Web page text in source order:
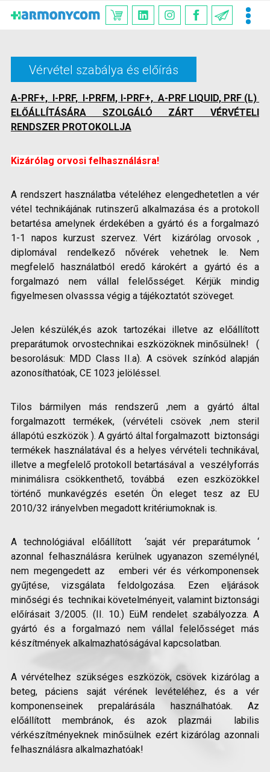
Vérvétel szabálya és előírás
A-PRF+, I-PRF, I-PRFM, I-PRF+, A-PRF LIQUID, PRF (L)
ELŐÁLLÍTÁSÁRA SZOLGÁLÓ ZÁRT VÉRVÉTELI
RENDSZER PROTOKOLLJA
Kizárólag orvosi felhasználásra!
A rendszert használatba vételéhez elengedhetetlen a vér
vétel technikájának rutinszerű alkalmazása és a protokoll
betartésa amelynek érdekében a gyártó és a forgalmazó
1-1 napos kurzust szervez. Vért kizárólag orvosok ,
diplomával rendelkező nővérek vehetnek le. Nem
megfelelő használatból eredő károkért a gyártó és a
forgalmazó nem vállal felelősséget. Kérjük mindig
figyelmesen olvasssa végig a tájékoztatót szöveget.
Jelen készülék,és azok tartozékai illetve az előállított
preparátumok orvostechnikai eszközöknek minősülnek! (
besorolásuk: MDD Class II.a). A csövek színkód alapján
azonosíthatóak, CE 1023 jelöléssel.
Tilos bármilyen más rendszerű ,nem a gyártó által
forgalmazott termékek, (vérvételi csövek ,nem steril
állapótú eszközök ). A gyártó által forgalmazott biztonsági
termékek használatával és a helyes vérvételi technikával,
illetve a megfelelő protokoll betartásával a veszélyforrás
minimálisra csökkenthető, továbbá ezen eszközökkel
történő munkavégzés esetén Ön eleget tesz az EU
2010/32 irányelvben megadott kritériumoknak is.
A technológiával előállított ‘saját vér preparátumok ‘
azonnal felhasználásra kerülnek ugyanazon személynél,
nem megengedett az emberi vér és vérkomponensek
gyűjtése, vizsgálata feldolgozása. Ezen eljárások
minőségi és technikai követelményeit, valamint biztonsági
előírásait 3/2005. (II. 10.) EüM rendelet szabályozza. A
gyártó és a forgalmazó nem vállal felelősséget más
készítmények alkalmazhatóságával kapcsolatban.
A vérvételhez szükséges eszközök, csövek kizárólag a
beteg, páciens saját vérének levételéhez, és a vér
komponenseinek prepalárásála használhatóak. Az
előállított membránok, és azok plazmái labilis
vérkészítményeknek minősülnek ezért kizárólag azonnali
felhasználásra alkalmazhatóak!